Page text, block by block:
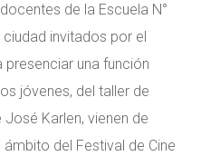
de la Escuela N°
invitados por el
presenciar una función
jóvenes, del taller de
Karlen, vienen de
del Festival de Cine